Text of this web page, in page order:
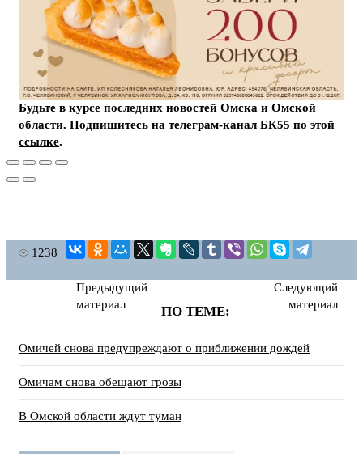
Будьте в курсе последних новостей Омска и Омской
области. Подпишитесь на телеграм-канал БК55 по этой
ссылке.
1238
Предыдущий
материал
Следующий
материал
ПО ТЕМЕ:
Омичей снова предупреждают о приближении дождей
Омичам снова обещают грозы
В Омской области ждут туман